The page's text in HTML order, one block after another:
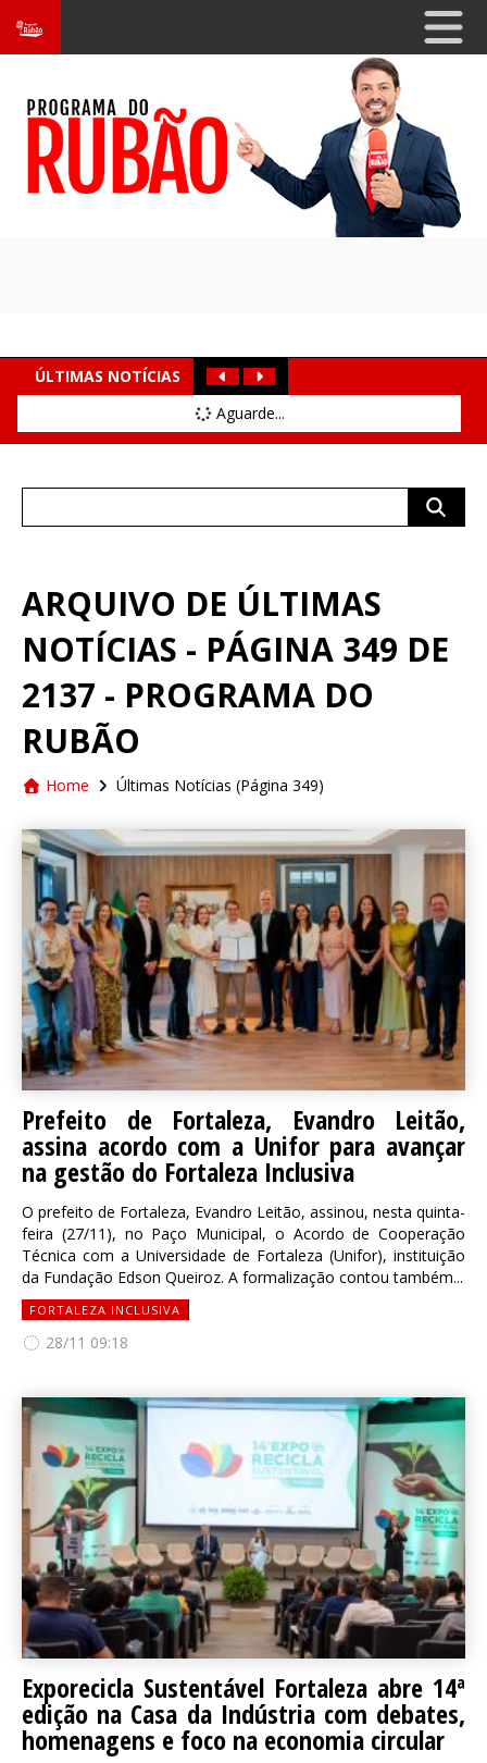
ÚLTIMAS NOTÍCIAS
Aguarde...
ARQUIVO DE ÚLTIMAS
NOTÍCIAS - PÁGINA 349 DE
2137 - PROGRAMA DO
RUBÃO
Home Últimas Notícias (Página 349)
Prefeito de Fortaleza, Evandro Leitão,
assina acordo com a Unifor para avançar
na gestão do Fortaleza Inclusiva
O prefeito de Fortaleza, Evandro Leitão, assinou, nesta quinta-
feira (27/11), no Paço Municipal, o Acordo de Cooperação
Técnica com a Universidade de Fortaleza (Unifor), instituição
da Fundação Edson Queiroz. A formalização contou também...
FORTALEZA INCLUSIVA
28/11 09:18
Exporecicla Sustentável Fortaleza abre 14ª
edição na Casa da Indústria com debates,
homenagens e foco na economia circular